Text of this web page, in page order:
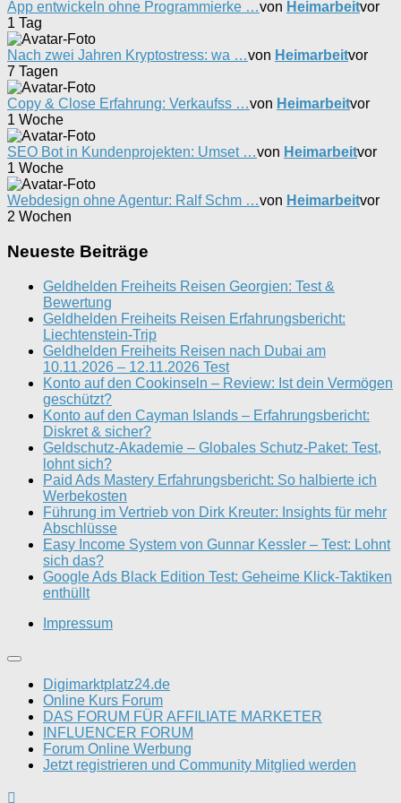
App entwickeln ohne Programmierke …von Heimarbeitvor
1 Tag
Nach zwei Jahren Kryptostress: wa …von Heimarbeitvor
7 Tagen
Copy & Close Erfahrung: Verkaufss …von Heimarbeitvor
1 Woche
SEO Bot in Kundenprojekten: Umset …von Heimarbeitvor
1 Woche
Webdesign ohne Agentur: Ralf Schm …von Heimarbeitvor
2 Wochen
Neueste Beiträge
Geldhelden Freiheits Reisen Georgien: Test &
Bewertung
Geldhelden Freiheits Reisen Erfahrungsbericht:
Liechtenstein-Trip
Geldhelden Freiheits Reisen nach Dubai am
10.11.2026 – 12.11.2026 Test
Konto auf den Cookinseln – Review: Ist dein Vermögen
geschützt?
Konto auf den Cayman Islands – Erfahrungsbericht:
Diskret & sicher?
Geldschutz-Akademie – Globales Schutz-Paket: Test,
lohnt sich?
Paid Ads Mastery Erfahrungsbericht: So halbierte ich
Werbekosten
Führung im Vertrieb von Dirk Kreuter: Insights für mehr
Abschlüsse
Easy Income System von Gunnar Kessler – Test: Lohnt
sich das?
Google Ads Black Edition Test: Geheime Klick-Taktiken
enthüllt
Impressum
Digimarktplatz24.de
Online Kurs Forum
DAS FORUM FÜR AFFILIATE MARKETER
INFLUENCER FORUM
Forum Online Werbung
Jetzt registrieren und Community Mitglied werden